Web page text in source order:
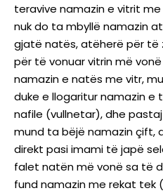
teravive namazin e vitrit
nuk do ta mbyllë namazin
gjatë natës, atëherë për të
për të vonuar vitrin më
namazin e natës me vitr,
duke e llogaritur namazin e
nafile (vullnetar), dhe
mund ta bëjë namazin çift,
direkt pasi imami të japë
falet natën më vonë sa të
fund namazin me rekat tek